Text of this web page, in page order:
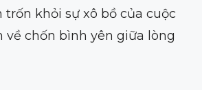
khỏi sự xô bồ của cuộc
về chốn bình yên giữa lòng